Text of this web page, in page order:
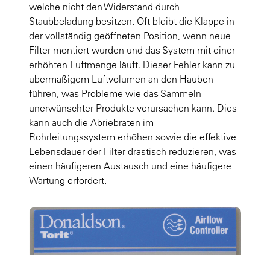
welche nicht den Widerstand durch
Staubbeladung besitzen. Oft bleibt die Klappe in
der vollständig geöffneten Position, wenn neue
Filter montiert wurden und das System mit einer
erhöhten Luftmenge läuft. Dieser Fehler kann zu
übermäßigem Luftvolumen an den Hauben
führen, was Probleme wie das Sammeln
unerwünschter Produkte verursachen kann. Dies
kann auch die Abriebraten im
Rohrleitungssystem erhöhen sowie die effektive
Lebensdauer der Filter drastisch reduzieren, was
einen häufigeren Austausch und eine häufigere
Wartung erfordert.